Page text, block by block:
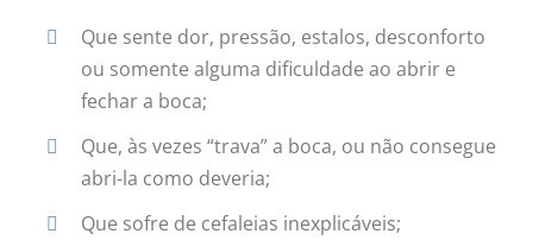
Que sente dor, pressão, estalos, desconforto
ou somente alguma dificuldade ao abrir e
fechar a boca;
Que, às vezes “trava” a boca, ou não consegue
abri-la como deveria;
Que sofre de cefaleias inexplicáveis;